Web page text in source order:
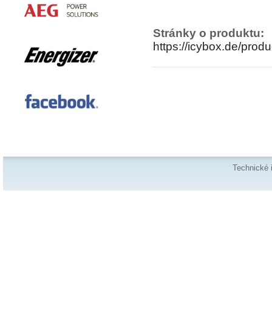
Stránky o produktu:
https://icybox.de/